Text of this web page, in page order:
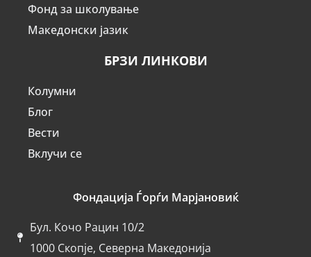
Фонд за школување
Македонски јазик
БРЗИ ЛИНКОВИ
Колумни
Блог
Вести
Вклучи се
Фондација Ѓорѓи Марјановиќ
Бул. Кочо Рацин 10/2
1000 Скопје, Северна Македонија